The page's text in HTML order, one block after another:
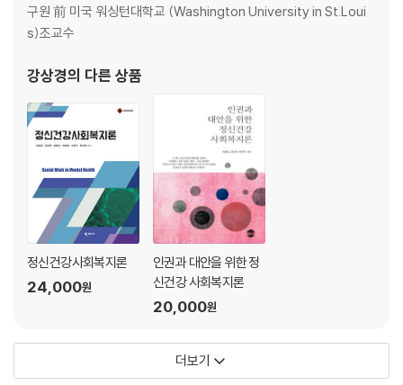
제13장 인구변동과 사회복지
2. 인구고령화와 사회복지
제14장 양성평등과 사회복지
1. 양성평등의 개념
3. 현황과 욕구
4. 양성평등정책과 법률
5. 양성평등 전달체계
제15장 문화 다양성과 사회복지
1. 문화와 문화 다양성의 개념
5. 결론
구원 前 미국 워싱턴대학교 (Washington University in St.Loui
s)조교수
강상경의 다른 상품
정신건강사회복지론
24,000원
인권과 대안을 위한 정
신건강 사회복지론
20,000원
더보기